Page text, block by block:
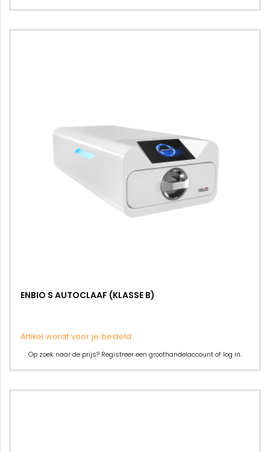
ENBIO S AUTOCLAAF (KLASSE B)
Artikel wordt voor je besteld
Op zoek naar de prijs? Registreer een groothandelaccount of log in.